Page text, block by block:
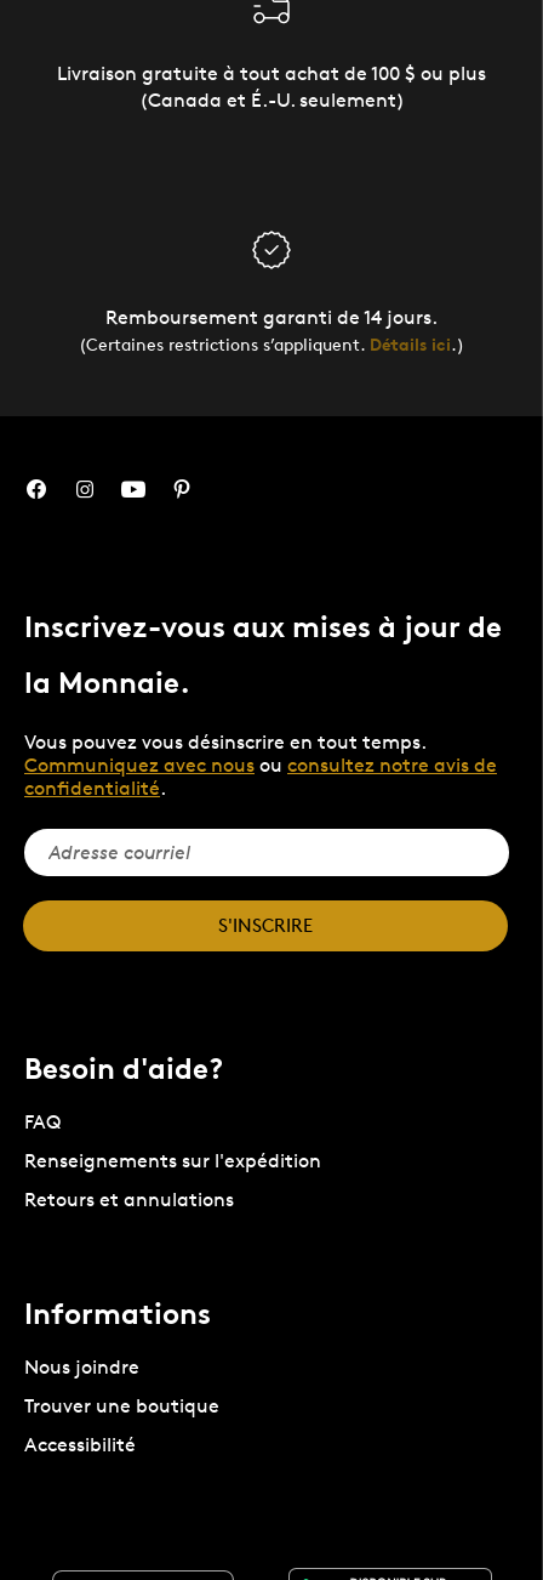
Livraison gratuite à tout achat de 100 $ ou plus
(Canada et É.-U. seulement)
Remboursement garanti de 14 jours.
(Certaines restrictions s’appliquent. Détails ici.)
Inscrivez-vous aux mises à jour de
la Monnaie.
Vous pouvez vous désinscrire en tout temps.
Communiquez avec nous ou consultez notre avis de
confidentialité.
S'INSCRIRE
Besoin d'aide?
FAQ
Renseignements sur l'expédition
Retours et annulations
Informations
Nous joindre
Trouver une boutique
Accessibilité